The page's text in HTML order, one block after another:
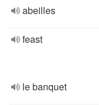
abeilles
feast
le banquet